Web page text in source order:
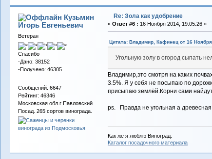
Кузьмин
Игорь Евгеньевич
Ветеран
Спасибо
-Дано: 38152
-Получено: 46305
Сообщений: 6647
Рейтинг: 46346
Московская обл.г Павловский
Посад. 265 сортов винограда.
Re: Зола как удобрение
« Ответ #6 : 16 Ноября 2014, 19:05:26 »
Цитата: Владимир, Кафинец от 16
Угольную золу в огород сыпать
Владимир,это смотря на каких
3.5%. Я у себя не посыпаю по
присыпаю землёй.Корни сами
ps. Правда не угольная а
Как же я люблю Виноград.
Каталог посадочного материала